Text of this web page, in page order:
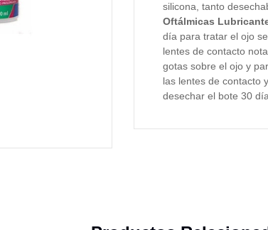
silicona, tanto
Oftálmicas
día para tratar el ojo
lentes de contacto
gotas sobre el ojo y
las lentes de contacto
desechar el bote 30